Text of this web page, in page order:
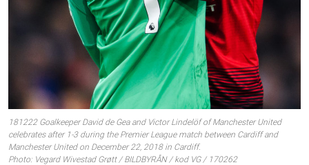
181222 Goalkeeper David de Gea and Victor Lindelöf of Manchester United
celebrates after 1-3 during the Premier League match between Cardiff and
Manchester United on December 22, 2018 in Cardiff.
Photo: Vegard Wivestad Grøtt / BILDBYRÅN / kod VG / 170262